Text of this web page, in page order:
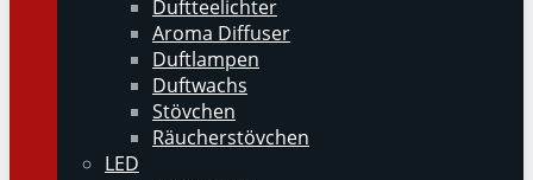
Duftteelichter
Aroma Diffuser
Duftlampen
Duftwachs
Stövchen
Räucherstövchen
LED